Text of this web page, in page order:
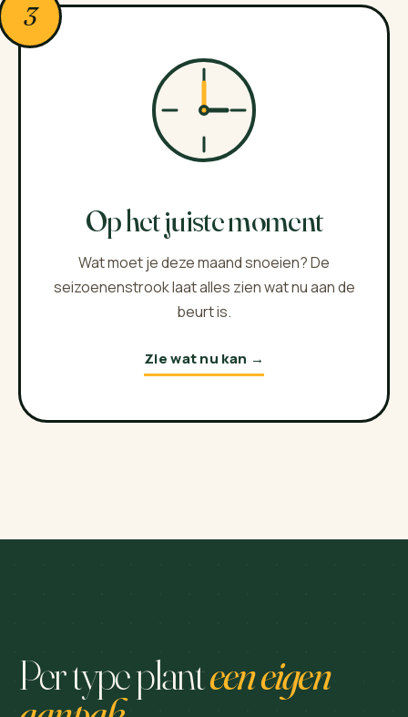
3
Op het juiste moment
Wat moet je deze maand snoeien? De
seizoenenstrook laat alles zien wat nu aan de
beurt is.
Zie wat nu kan →
Per type planteen eigen